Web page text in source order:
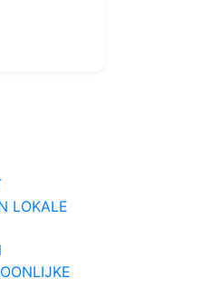
LOKALE